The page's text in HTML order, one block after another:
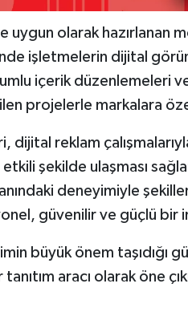
olarak hazırlanan
işletmelerin dijital
içerik düzenlemeleri
projelerle markalara
dijital reklam
etkili şekilde ulaşması
deneyimiyle
güvenilir ve güçlü bir
büyük önem taşıdığı
aracı olarak öne